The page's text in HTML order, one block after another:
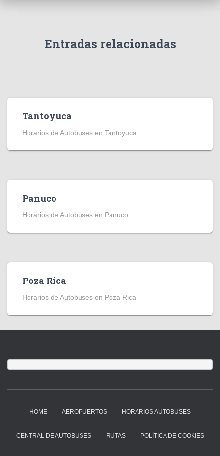
Entradas relacionadas
Tantoyuca
Horarios de Autobuses en Tantoyuca
Panuco
Horarios de Autobuses en Panuco
Poza Rica
Horarios de Autobuses en Poza Rica
HOME AEROPUERTOS HORARIOS AUTOBUSES
CENTRAL DE AUTOBUSES RUTAS POLÍTICA DE COOKIES